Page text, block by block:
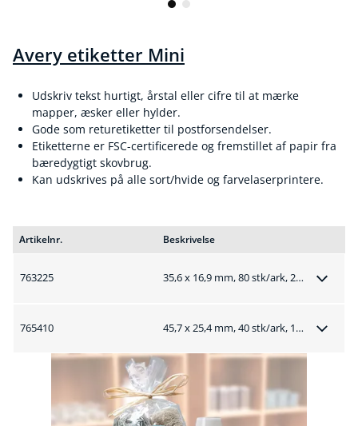
Avery etiketter Mini
Udskriv tekst hurtigt, årstal eller cifre til at mærke
mapper, æsker eller hylder.
Gode som returetiketter til postforsendelser.
Etiketterne er FSC-certificerede og fremstillet af papir fra
bæredygtigt skovbrug.
Kan udskrives på alle sort/hvide og farvelaserprintere.
Artikelnr. Beskrivelse
763225 35,6 x 16,9 mm, 80 stk/ark, 25 ark
765410 45,7 x 25,4 mm, 40 stk/ark, 100 ark